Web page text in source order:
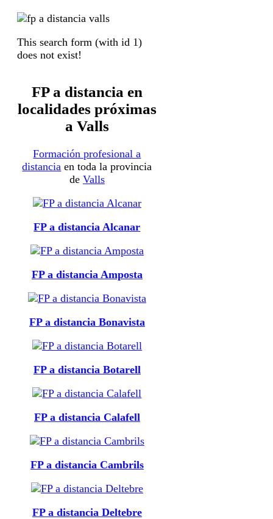
This search form (with id 1)
does not exist!
FP a distancia en
localidades próximas
a Valls
Formación profesional a
distancia en toda la provincia
de Valls
FP a distancia Alcanar
FP a distancia Amposta
FP a distancia Bonavista
FP a distancia Botarell
FP a distancia Calafell
FP a distancia Cambrils
FP a distancia Deltebre